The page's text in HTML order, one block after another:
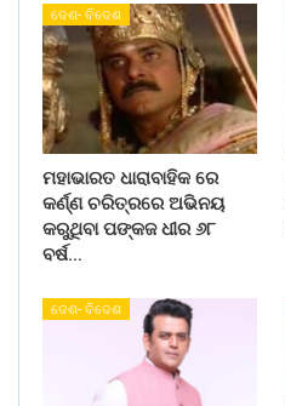
ଦେଶ- ବିଦେଶ
ମହାଭାରତ ଧାରାବାହିକ ରେ
କର୍ଣ୍ଣ ଚରିତ୍ରରେ ଅଭିନୟ
କରୁଥିବା ପଙ୍କଜ ଧୀର ୬୮
ବର୍ଷ…
ଦେଶ- ବିଦେଶ